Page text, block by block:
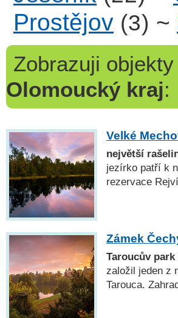
Prostějov (3) ~
Zobrazuji objekty
Olomoucký kraj:
Velké
největší
jezírko patří k
rezervace
Zámek
Taroucův park
založil jeden z
Tarouca.